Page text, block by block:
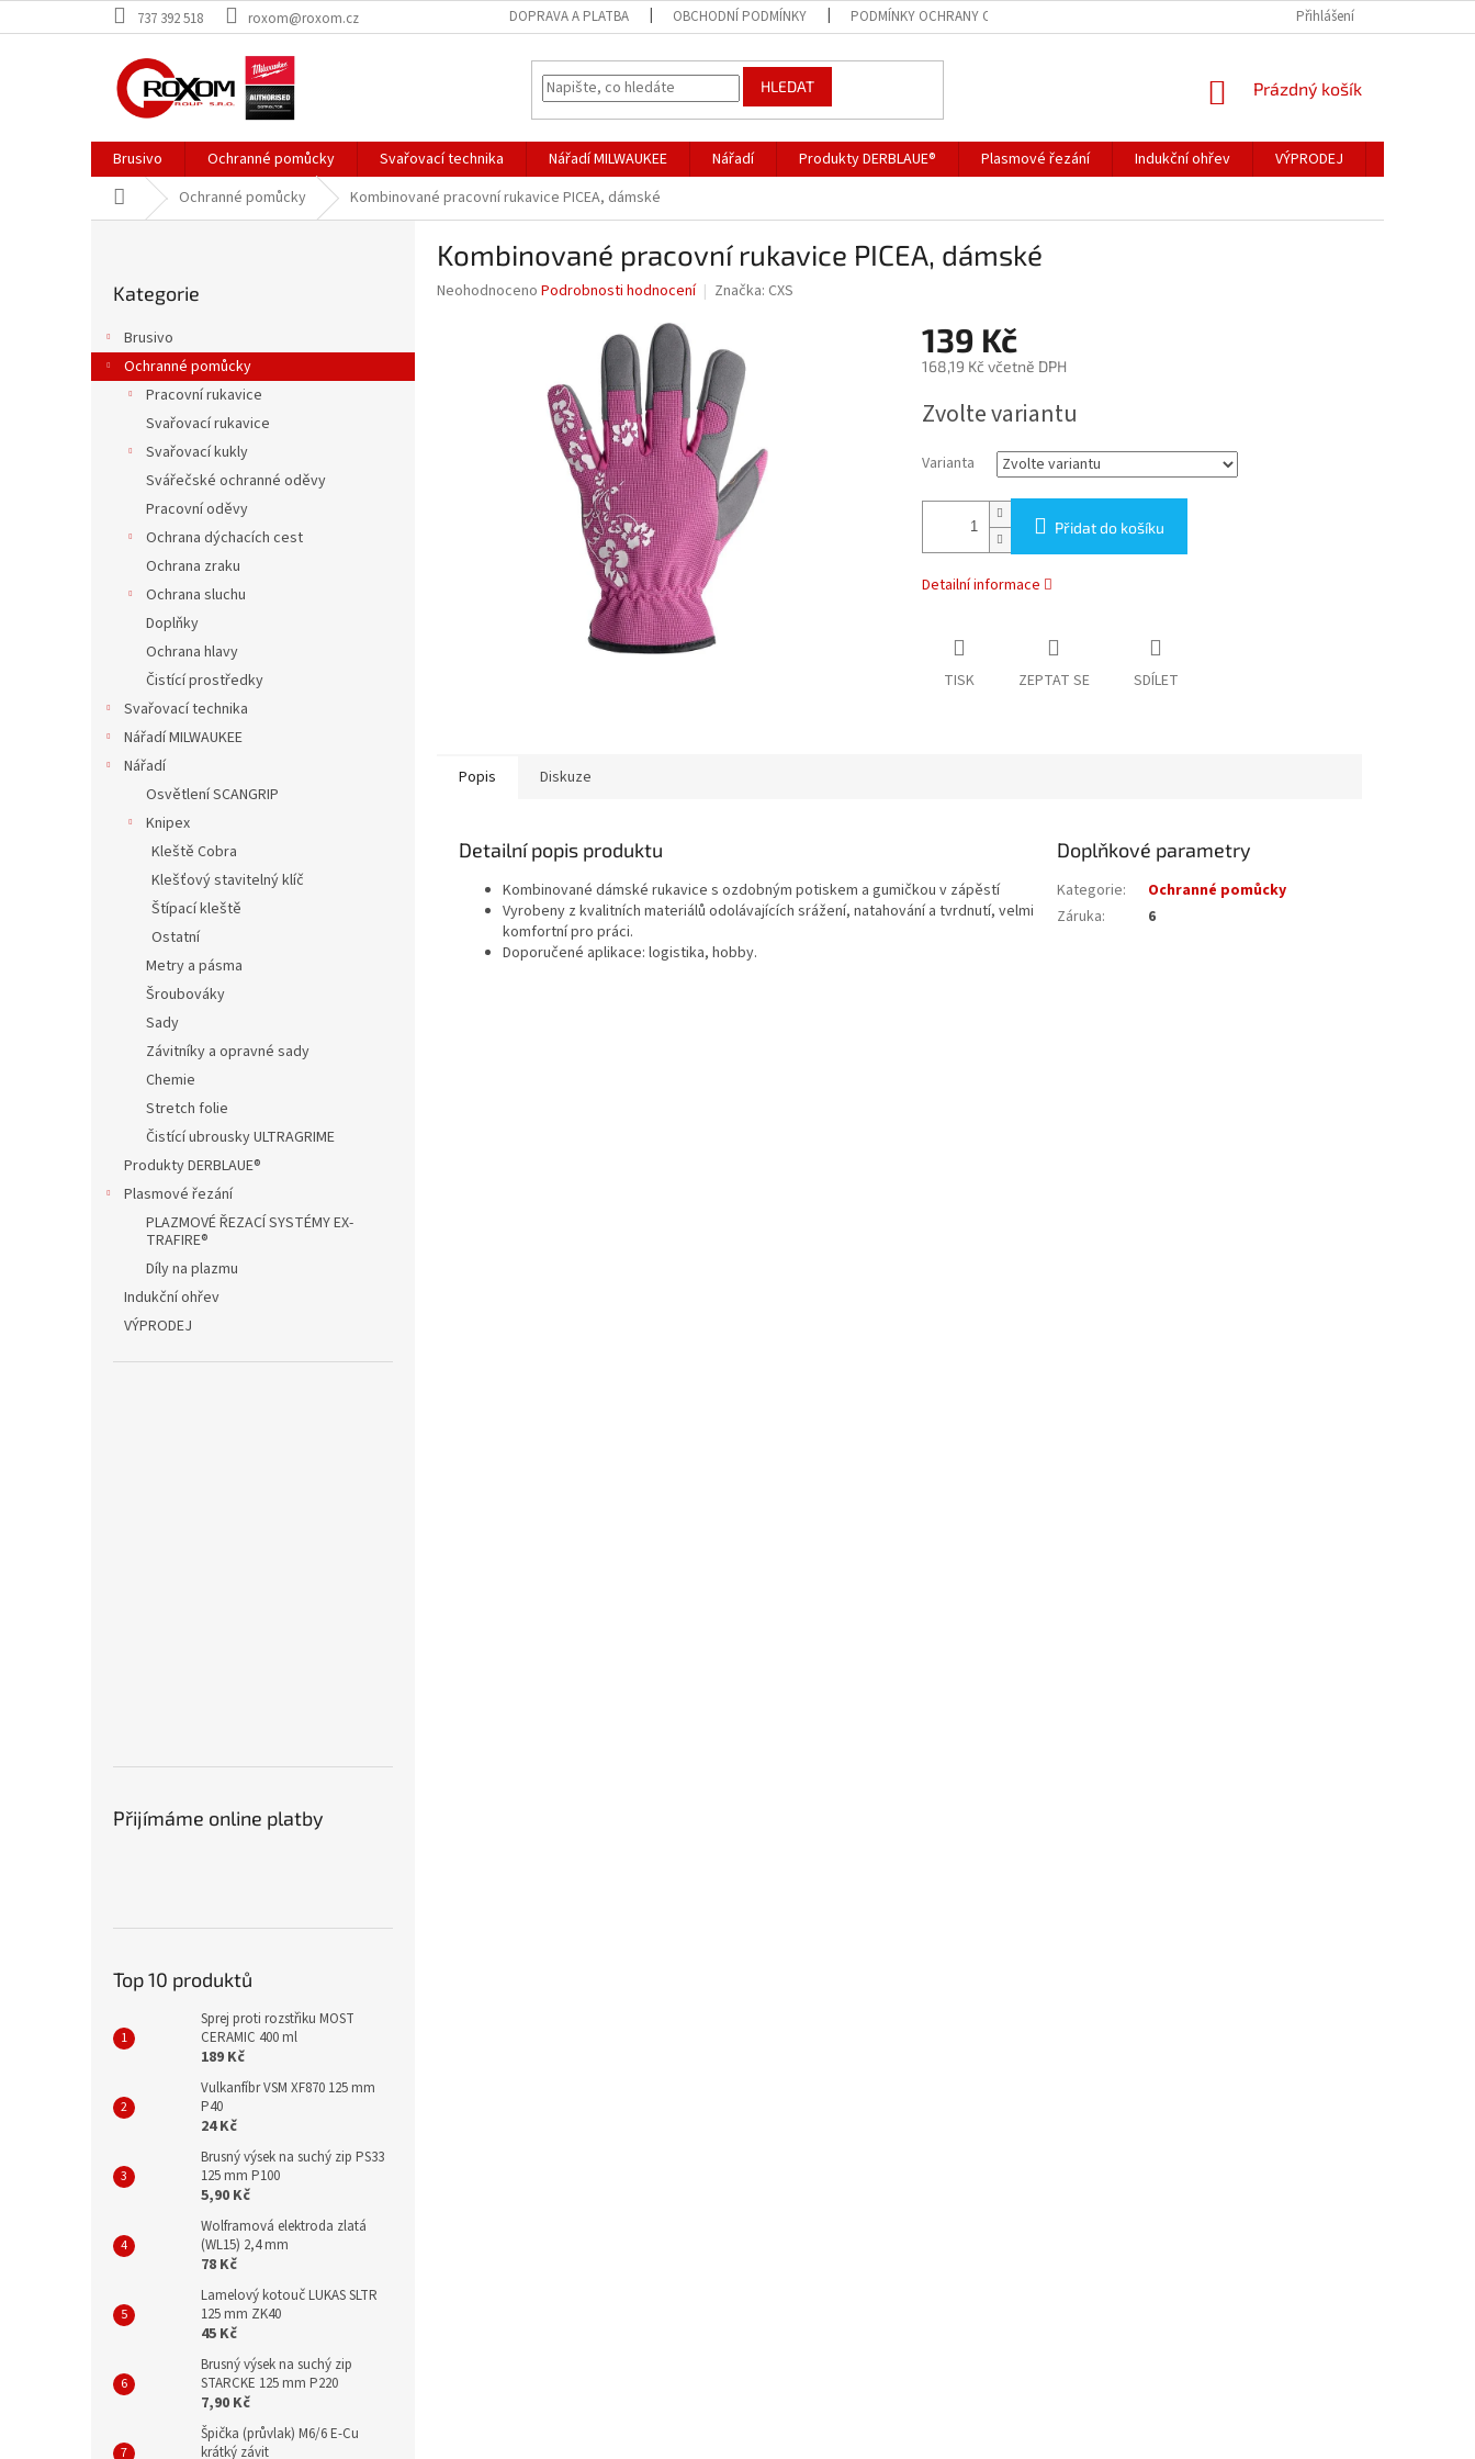
na
737 392 518 roxom@roxom.cz DOPRAVA A PLATBA OBCHODNÍ PODMÍNKY PODMÍNKY OCHRANY OSOBNÍCH ÚDAJŮ Přihlášení
HLEDAT
NÁKUPNÍ
Prázdný košík
Brusivo Ochranné pomůcky Svařovací technika Nářadí MILWAUKEE Nářadí Produkty DERBLAUE® Plasmové řezání Indukční ohřev VÝPRODEJ
Domů Ochranné pomůcky Kombinované pracovní rukavice PICEA, dámské
a
n
kategorie
Kategorie
Brusivo
Ochranné pomůcky
Pracovní rukavice
Svařovací rukavice
Svařovací kukly
Svářečské ochranné oděvy
Pracovní oděvy
Ochrana dýchacích cest
Ochrana zraku
Ochrana sluchu
Doplňky
Ochrana hlavy
Čistící prostředky
Svařovací technika
Nářadí MILWAUKEE
Nářadí
Osvětlení SCANGRIP
Knipex
Kleště Cobra
Klešťový stavitelný klíč
Štípací kleště
Ostatní
Metry a pásma
Šroubováky
Sady
Závitníky a opravné sady
Chemie
Stretch folie
Čistící ubrousky ULTRAGRIME
Produkty DERBLAUE®
Plasmové řezání
PLAZMOVÉ ŘEZACÍ SYSTÉMY EX-
TRAFIRE®
Díly na plazmu
Indukční ohřev
VÝPRODEJ
Přijímáme online platby
Top 10 produktů
Sprej proti rozstřiku MOST
CERAMIC 400 ml
189 Kč
Vulkanfíbr VSM XF870 125 mm
P40
24 Kč
Brusný výsek na suchý zip PS33
125 mm P100
5,90 Kč
Wolframová elektroda zlatá
(WL15) 2,4 mm
78 Kč
Lamelový kotouč LUKAS SLTR
125 mm ZK40
45 Kč
Brusný výsek na suchý zip
STARCKE 125 mm P220
7,90 Kč
Špička (průvlak) M6/6 E-Cu
krátký závit
Kombinované pracovní rukavice PICEA, dámské
Průměrné
Neohodnoceno Podrobnosti hodnocení Značka: CXS
139 Kč
168,19 Kč včetně DPH
cena:
Zvolte variantu
Varianta
Přidat do košíku
Detailní informace
TISK ZEPTAT SE SDÍLET
Popis Diskuze
Detailní popis produktu
Kombinované dámské rukavice s ozdobným potiskem a gumičkou v zápěstí
Vyrobeny z kvalitních materiálů odolávajících srážení, natahování a tvrdnutí, velmi
komfortní pro práci.
Doporučené aplikace: logistika, hobby.
Doplňkové parametry
Kategorie:
Ochranné pomůcky
Záruka: 6